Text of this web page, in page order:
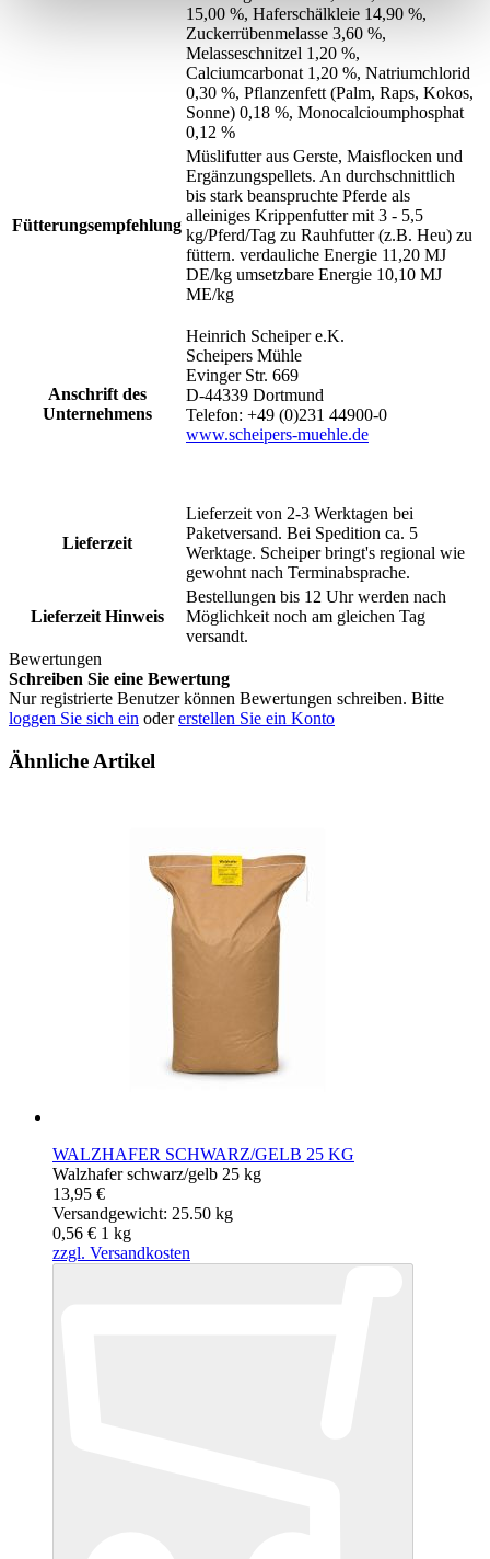
15,00 %, Haferschälkleie 14,90 %,
Zuckerrübenmelasse 3,60 %,
Melasseschnitzel 1,20 %,
Calciumcarbonat 1,20 %, Natriumchlorid
0,30 %, Pflanzenfett (Palm, Raps, Kokos,
Sonne) 0,18 %, Monocalcioumphosphat
0,12 %
Fütterungsempfehlung
Müslifutter aus Gerste, Maisflocken und
Ergänzungspellets. An durchschnittlich
bis stark beanspruchte Pferde als
alleiniges Krippenfutter mit 3 - 5,5
kg/Pferd/Tag zu Rauhfutter (z.B. Heu) zu
füttern. verdauliche Energie 11,20 MJ
DE/kg umsetzbare Energie 10,10 MJ
ME/kg
Anschrift des
Unternehmens
Heinrich Scheiper e.K.
Scheipers Mühle
Evinger Str. 669
D-44339 Dortmund
Telefon: +49 (0)231 44900-0
www.scheipers-muehle.de
Lieferzeit
Lieferzeit von 2-3 Werktagen bei
Paketversand. Bei Spedition ca. 5
Werktage. Scheiper bringt's regional wie
gewohnt nach Terminabsprache.
Lieferzeit Hinweis
Bestellungen bis 12 Uhr werden nach
Möglichkeit noch am gleichen Tag
versandt.
Bewertungen
Schreiben Sie eine Bewertung
Nur registrierte Benutzer können Bewertungen schreiben. Bitte
loggen Sie sich ein odererstellen Sie ein Konto
Ähnliche Artikel
WALZHAFER SCHWARZ/GELB 25 KG
Walzhafer schwarz/gelb 25 kg
13,95 €
Versandgewicht: 25.50 kg
0,56 € 1 kg
zzgl. Versandkosten